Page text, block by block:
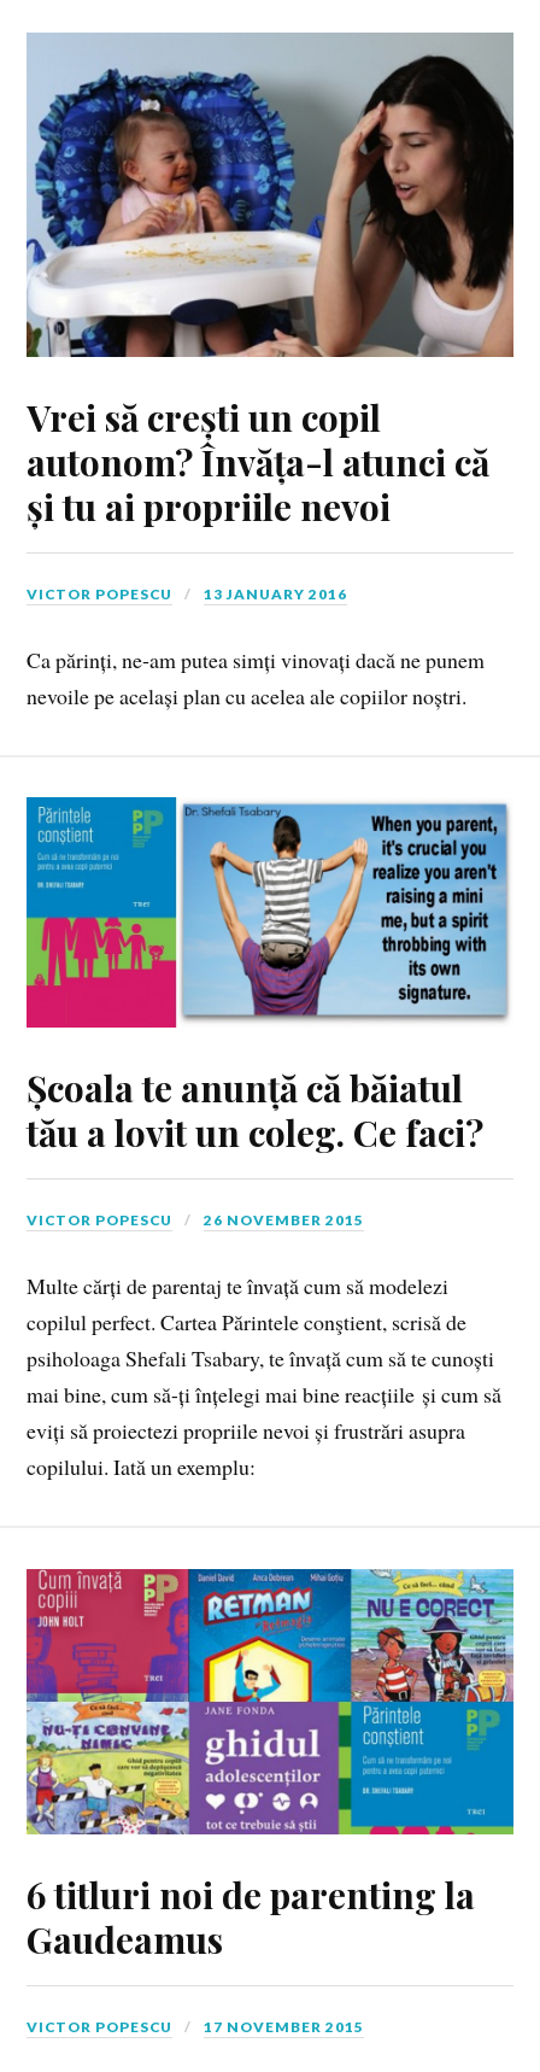
Vrei să crești un copil
autonom? Învăța-l atunci că
și tu ai propriile nevoi
VICTOR POPESCU 13 JANUARY 2016
Ca părinți, ne‑am putea simți vinovați dacă ne punem
nevoile pe același plan cu acelea ale copiilor noștri.
Școala te anunță că băiatul
tău a lovit un coleg. Ce faci?
VICTOR POPESCU 26 NOVEMBER 2015
Multe cărți de parentaj te învață cum să modelezi
copilul perfect. Cartea Părintele conştient, scrisă de
psiholoaga Shefali Tsabary, te învață cum să te cunoști
mai bine, cum să-ți înțelegi mai bine reacțiile și cum să
eviți să proiectezi propriile nevoi și frustrări asupra
copilului. Iată un exemplu:
6 titluri noi de parenting la
Gaudeamus
VICTOR POPESCU 17 NOVEMBER 2015